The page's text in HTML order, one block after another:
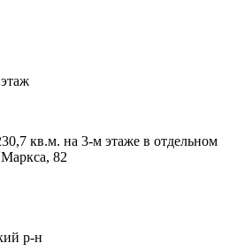
кв.м. на 3-м этаже в отдельном
82
р-н